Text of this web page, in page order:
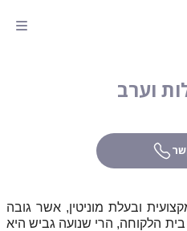
וערב
ובעלת מוניטין, אשר גובה
הלקוחה, הרי שנועה גביש היא